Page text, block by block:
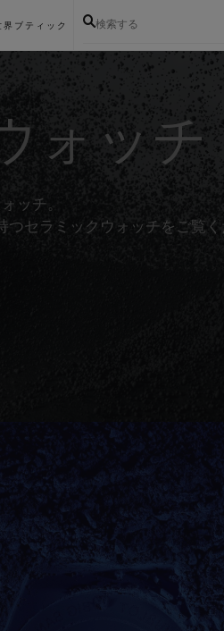
界 ブティック 検索する
ォッチ
ッチ。
セラミックウォッチをご覧く
シャル トープ
安全な決済 ギフト